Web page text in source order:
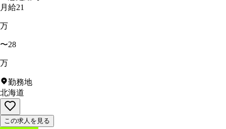
月給21
万
〜28
万
勤務地
北海道
この求人を見る